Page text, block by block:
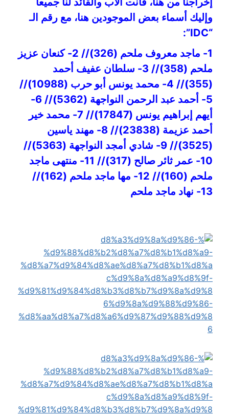
وإليك أسماء بعض الموجودين هنا، مع رقم الـ
“IDC”:
1- ماجد معروف ملحم (326)// 2- كنعان عزيز
ملحم (358)// 3- سلطان عفيف أحمد
(355)// 4- محمد يونس أبو حرب (10988)//
5- أحمد عبد الرحمن النواجهة (5362)// 6-
أيهم إبراهيم يونس (17847)// 7- محمد خير
أحمد عزيمة (23838)// 8- مهند ياسين
(3525)// 9- شادي أمجد النواجهة (5363)//
10- عمر ثائر صالح (317)// 11- منتهى ماجد
ملحم (160)// 12- مها ماجد ملحم (162)//
13- نهاد ماجد ملحم